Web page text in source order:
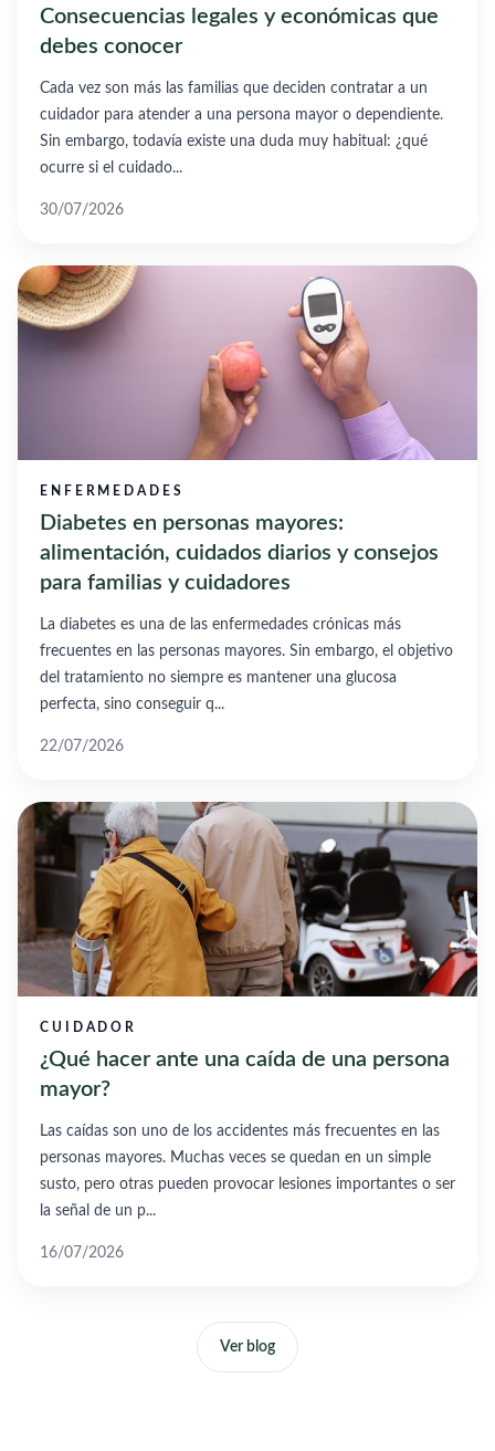
Consecuencias legales y económicas que
debes conocer
Cada vez son más las familias que deciden contratar a un
cuidador para atender a una persona mayor o dependiente.
Sin embargo, todavía existe una duda muy habitual: ¿qué
ocurre si el cuidado...
30/07/2026
ENFERMEDADES
Diabetes en personas mayores:
alimentación, cuidados diarios y consejos
para familias y cuidadores
La diabetes es una de las enfermedades crónicas más
frecuentes en las personas mayores. Sin embargo, el objetivo
del tratamiento no siempre es mantener una glucosa
perfecta, sino conseguir q...
22/07/2026
CUIDADOR
¿Qué hacer ante una caída de una persona
mayor?
Las caídas son uno de los accidentes más frecuentes en las
personas mayores. Muchas veces se quedan en un simple
susto, pero otras pueden provocar lesiones importantes o ser
la señal de un p...
16/07/2026
Ver blog